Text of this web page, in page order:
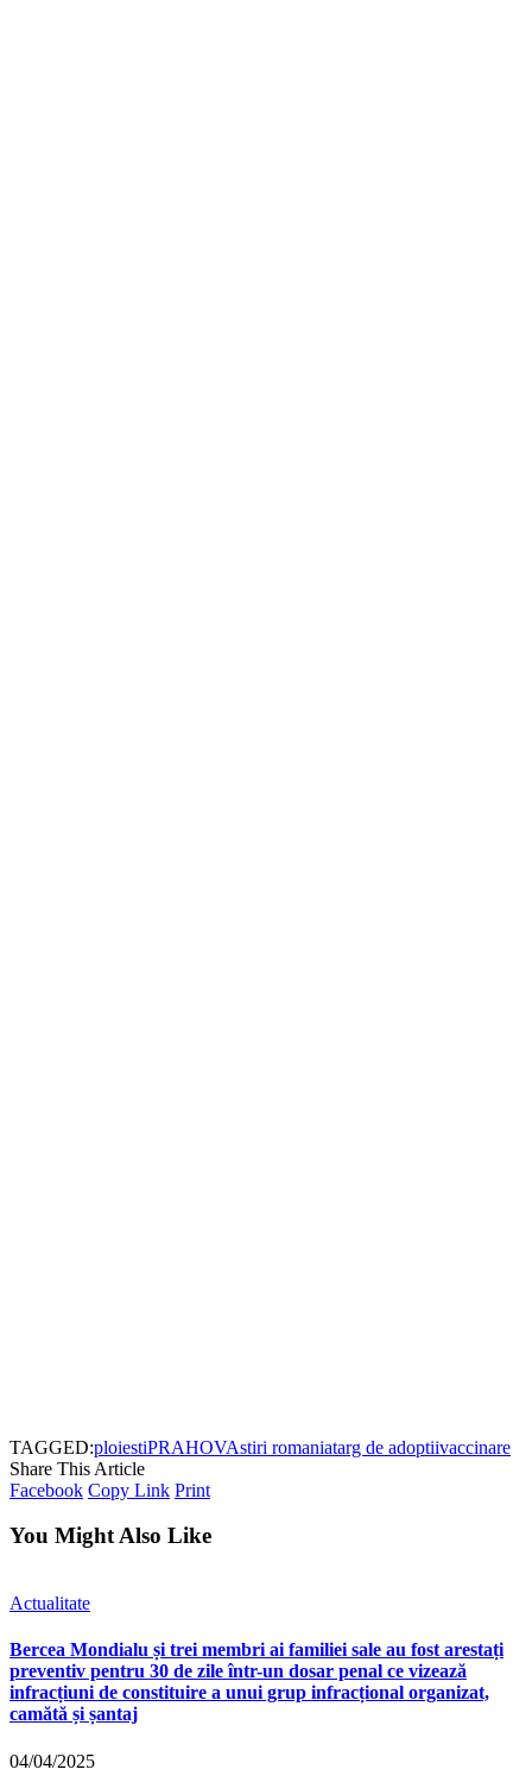
TAGGED:ploiestiPRAHOVAstiri romaniatarg de adoptiivaccinare
Share This Article
Facebook Copy Link Print
You Might Also Like
Actualitate
Bercea Mondialu și trei membri ai familiei sale au fost arestați
preventiv pentru 30 de zile într-un dosar penal ce vizează
infracțiuni de constituire a unui grup infracțional organizat,
camătă și șantaj
04/04/2025